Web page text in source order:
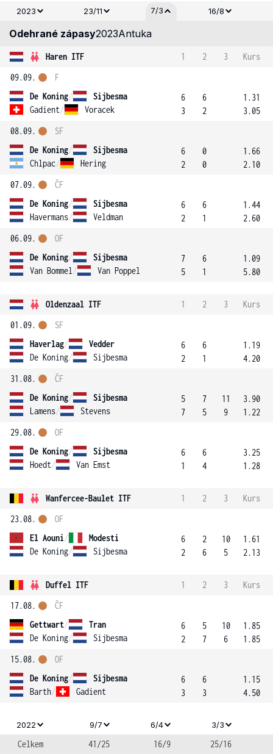
2023
23/11 7/3 16/8
Odehrané zápasy2023Antuka
Haren ITF 1 2 3
Kurs
09.09.
De Koning/
Sijbesma
Gadient/ Voracek
F
6
3
6
2
1.31
3.05
08.09.
De Koning/
Sijbesma
Chlpac/ Hering
SF
6
2
0
0
1.66
2.10
07.09.
De Koning/
Sijbesma
Havermans/ Veldman
ČF
6
2
6
1
1.44
2.60
06.09.
De Koning/
Sijbesma
Van Bommel / Van Poppel
OF
7
5
6
1
1.09
5.80
Oldenzaal ITF 1 2 3
Kurs
01.09.
Haverlag/
Vedder
De Koning/ Sijbesma
SF
6
2
6
1
1.19
4.20
31.08.
De Koning/
Sijbesma
Lamens/ Stevens
ČF
5
7
7
5
11
9
3.90
1.22
29.08.
De Koning/
Sijbesma
Hoedt/ Van Emst
OF
6
1
6
4
3.25
1.28
Wanfercee-Baulet ITF 1 2 3
Kurs
23.08.
El Aouni/
Modesti
De Koning/ Sijbesma
OF
6
2
2
6
10
5
1.61
2.13
Duffel ITF 1 2 3
Kurs
17.08.
Gettwart/
Tran
De Koning/ Sijbesma
ČF
6
2
5
7
10
6
1.85
1.85
15.08.
De Koning/
Sijbesma
Barth/ Gadient
OF
6
3
6
3
1.15
4.50
2022 9/7 6/4 3/3
Celkem 41/25 16/9 25/16